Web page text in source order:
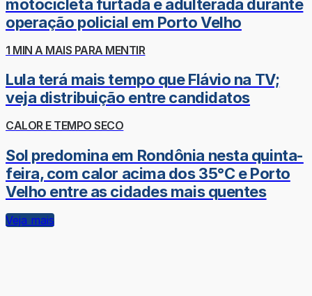
motocicleta furtada e adulterada durante
operação policial em Porto Velho
1 MIN A MAIS PARA MENTIR
Lula terá mais tempo que Flávio na TV;
veja distribuição entre candidatos
CALOR E TEMPO SECO
Sol predomina em Rondônia nesta quinta-
feira, com calor acima dos 35°C e Porto
Velho entre as cidades mais quentes
Veja mais